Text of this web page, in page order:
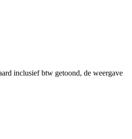
inclusief btw getoond, de weergave